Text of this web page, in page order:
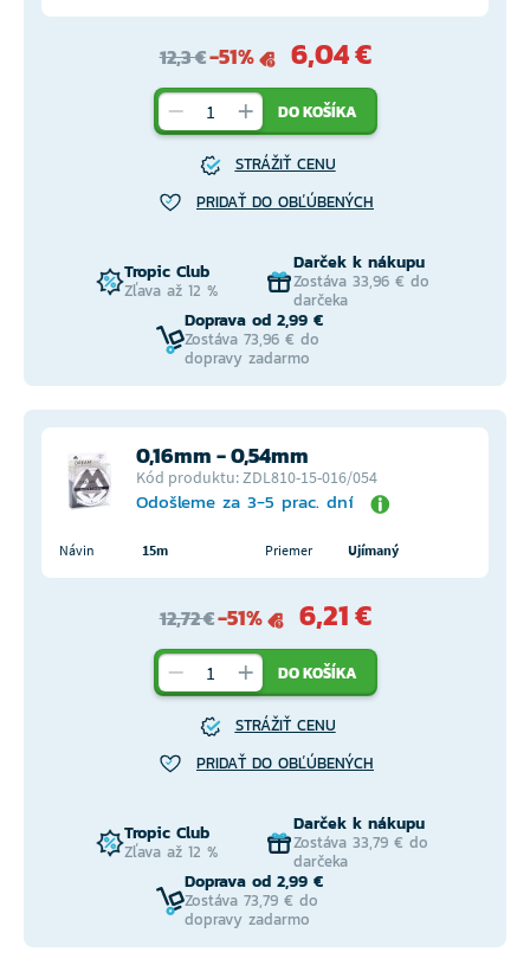
12,3 €-51% 6,04 €
DO KOŠÍKA
STRÁŽIŤ CENU
PRIDAŤ DO OBĽÚBENÝCH
Tropic Club
Zľava až 12 %
Darček k nákupu
Zostáva 33,96 € do
darčeka
Doprava od 2,99 €
Zostáva 73,96 € do
dopravy zadarmo
0,16mm - 0,54mm
Kód produktu: ZDL810-15-016/054
Odošleme za 3-5 prac. dní
Návin 15m Priemer Ujímaný
12,72 €-51% 6,21 €
DO KOŠÍKA
STRÁŽIŤ CENU
PRIDAŤ DO OBĽÚBENÝCH
Tropic Club
Zľava až 12 %
Darček k nákupu
Zostáva 33,79 € do
darčeka
Doprava od 2,99 €
Zostáva 73,79 € do
dopravy zadarmo